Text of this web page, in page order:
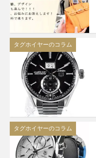
タグホイヤーのコラム
タグホイヤーのコラム